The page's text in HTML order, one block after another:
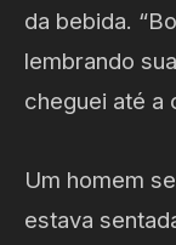
da bebida.
lembrando
cheguei até a
Um homem
estava